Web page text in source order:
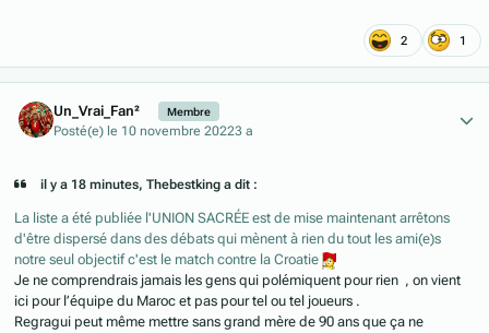
2 1
Un_Vrai_Fan² Membre
Posté(e) le 10 novembre 20223 a
il y a 18 minutes, Thebestking a dit :
La liste a été publiée l'UNION SACRÉE est de mise maintenant arrêtons
d'être dispersé dans des débats qui mènent à rien du tout les ami(e)s
notre seul objectif c'est le match contre la Croatie
Je ne comprendrais jamais les gens qui polémiquent pour rien , on vient
ici pour l’équipe du Maroc et pas pour tel ou tel joueurs .
Regragui peut même mettre sans grand mère de 90 ans que ça ne